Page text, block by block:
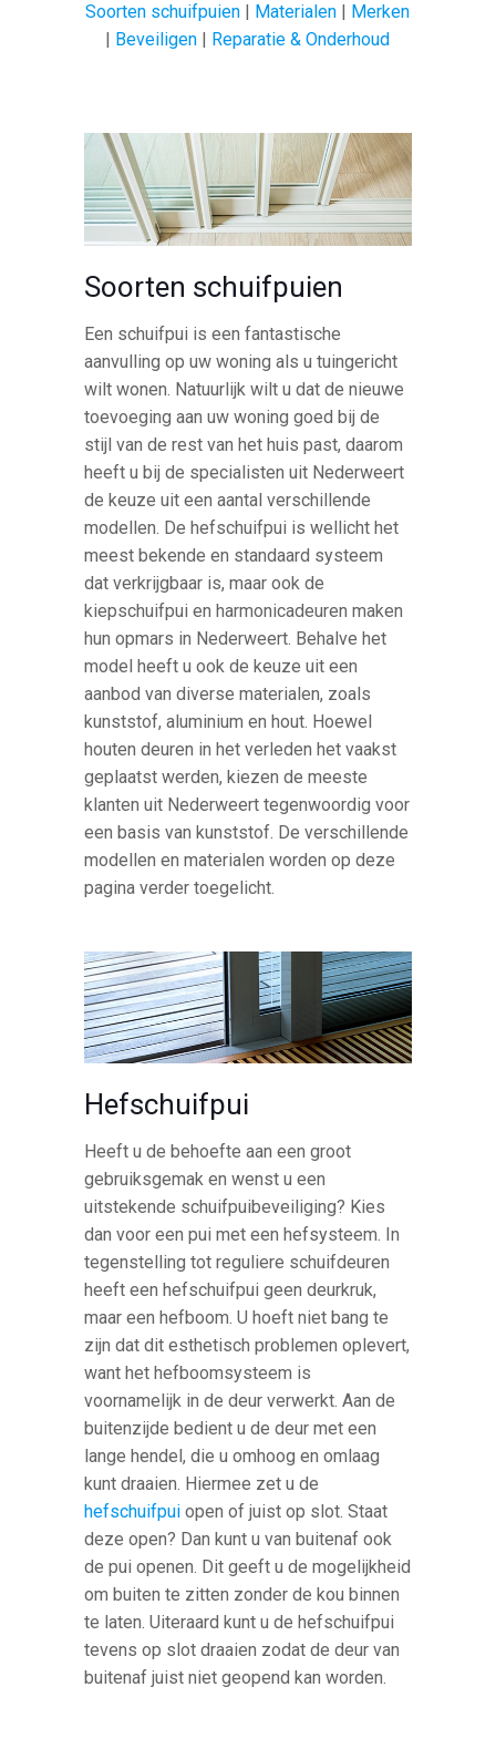
Soorten schuifpuien | Materialen | Merken
| Beveiligen | Reparatie & Onderhoud
Soorten schuifpuien
Een schuifpui is een fantastische
aanvulling op uw woning als u tuingericht
wilt wonen. Natuurlijk wilt u dat de nieuwe
toevoeging aan uw woning goed bij de
stijl van de rest van het huis past, daarom
heeft u bij de specialisten uit Nederweert
de keuze uit een aantal verschillende
modellen. De hefschuifpui is wellicht het
meest bekende en standaard systeem
dat verkrijgbaar is, maar ook de
kiepschuifpui en harmonicadeuren maken
hun opmars in Nederweert. Behalve het
model heeft u ook de keuze uit een
aanbod van diverse materialen, zoals
kunststof, aluminium en hout. Hoewel
houten deuren in het verleden het vaakst
geplaatst werden, kiezen de meeste
klanten uit Nederweert tegenwoordig voor
een basis van kunststof. De verschillende
modellen en materialen worden op deze
pagina verder toegelicht.
Hefschuifpui
Heeft u de behoefte aan een groot
gebruiksgemak en wenst u een
uitstekende schuifpuibeveiliging? Kies
dan voor een pui met een hefsysteem. In
tegenstelling tot reguliere schuifdeuren
heeft een hefschuifpui geen deurkruk,
maar een hefboom. U hoeft niet bang te
zijn dat dit esthetisch problemen oplevert,
want het hefboomsysteem is
voornamelijk in de deur verwerkt. Aan de
buitenzijde bedient u de deur met een
lange hendel, die u omhoog en omlaag
kunt draaien. Hiermee zet u de
hefschuifpui open of juist op slot. Staat
deze open? Dan kunt u van buitenaf ook
de pui openen. Dit geeft u de mogelijkheid
om buiten te zitten zonder de kou binnen
te laten. Uiteraard kunt u de hefschuifpui
tevens op slot draaien zodat de deur van
buitenaf juist niet geopend kan worden.